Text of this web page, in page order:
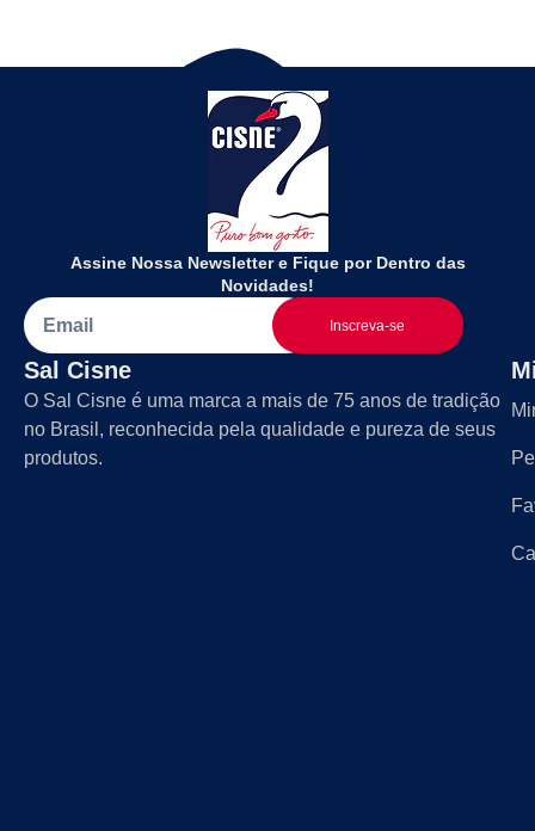
Assine Nossa Newsletter e Fique por Dentro das
Novidades!
Inscreva-se
Sal Cisne
O Sal Cisne é uma marca a mais de 75 anos de tradição
no Brasil, reconhecida pela qualidade e pureza de seus
produtos.